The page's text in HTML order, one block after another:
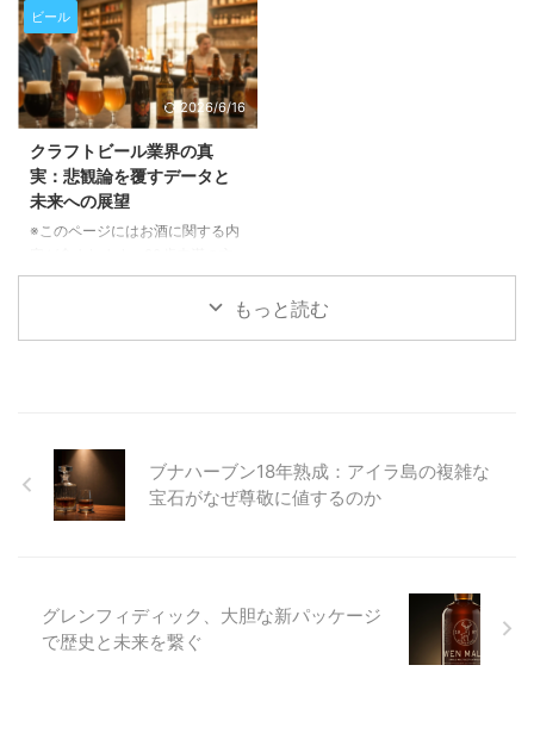
ろん、市場の動向に興味がある方
もぜひご一読ください。 長期休
暇を経て待望の復帰！「The Fu
...
の閲覧・購入は禁止されていま
す。 近年、クラフトビール業界
でひそかに注目を集めている「フ
ォニオ」という古代穀物をご存存
じでしょうか。西アフリカ原産の
に革新をもたらすだけでなく、持
続可能な農業や地域経済の活性化
にも貢献する可能性を秘めていま
す。この記事では、フォニオがど
足跡を残し、未来のビールを形作
ろうとしているのかを詳しくご紹
から西アフリカで栽培されてき
た、非常に歴史の古い穀物です。
この「奇跡の穀物」と呼ばれるフ
ビール
2026/6/16
クラフトビール業界の真
実：悲観論を覆すデータと
未来への展望
※このページにはお酒に関する内
の閲覧・購入は禁止されていま
す。 クラフトビール業界を取り
ていきます。表面的な情報だけで
は見えない、クラフトビールの多
様な側面と成長の可能性を一緒に
ィアでは「クラフトビールの終
焉」 ...
もっと読む
ブナハーブン18年熟成：アイラ島の複雑な
宝石がなぜ尊敬に値するのか
グレンフィディック、大胆な新パッケージ
で歴史と未来を繋ぐ